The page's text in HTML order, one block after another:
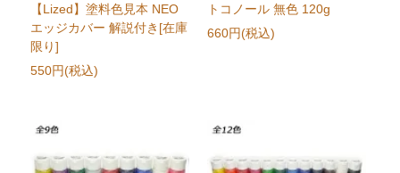
【Lized】塗料色見本 NEO
エッジカバー 解説付き[在庫
限り]
550円(税込)
トコノール 無色 120g
660円(税込)